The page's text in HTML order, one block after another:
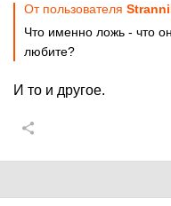
От пользователя
Что именно ложь - что
любите?
И то и другое.